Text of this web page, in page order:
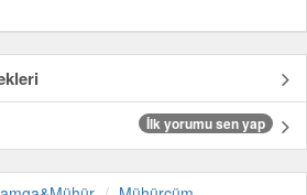
İlk yorumu sen yap